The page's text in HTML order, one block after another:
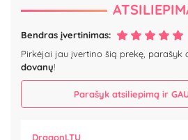
Bendras įvertinimas:
Pirkėjai jau įvertino šią prekę, parašyk
dovanų!
Parašyk atsiliepimą ir
DragonLTU